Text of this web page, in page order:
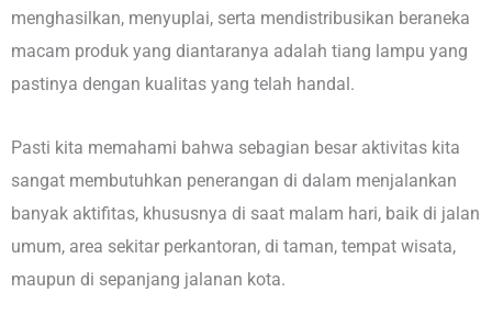
menghasilkan, menyuplai, serta mendistribusikan beraneka
macam produk yang diantaranya adalah tiang lampu yang
pastinya dengan kualitas yang telah handal.
Pasti kita memahami bahwa sebagian besar aktivitas kita
sangat membutuhkan penerangan di dalam menjalankan
banyak aktifitas, khususnya di saat malam hari, baik di jalan
umum, area sekitar perkantoran, di taman, tempat wisata,
maupun di sepanjang jalanan kota.